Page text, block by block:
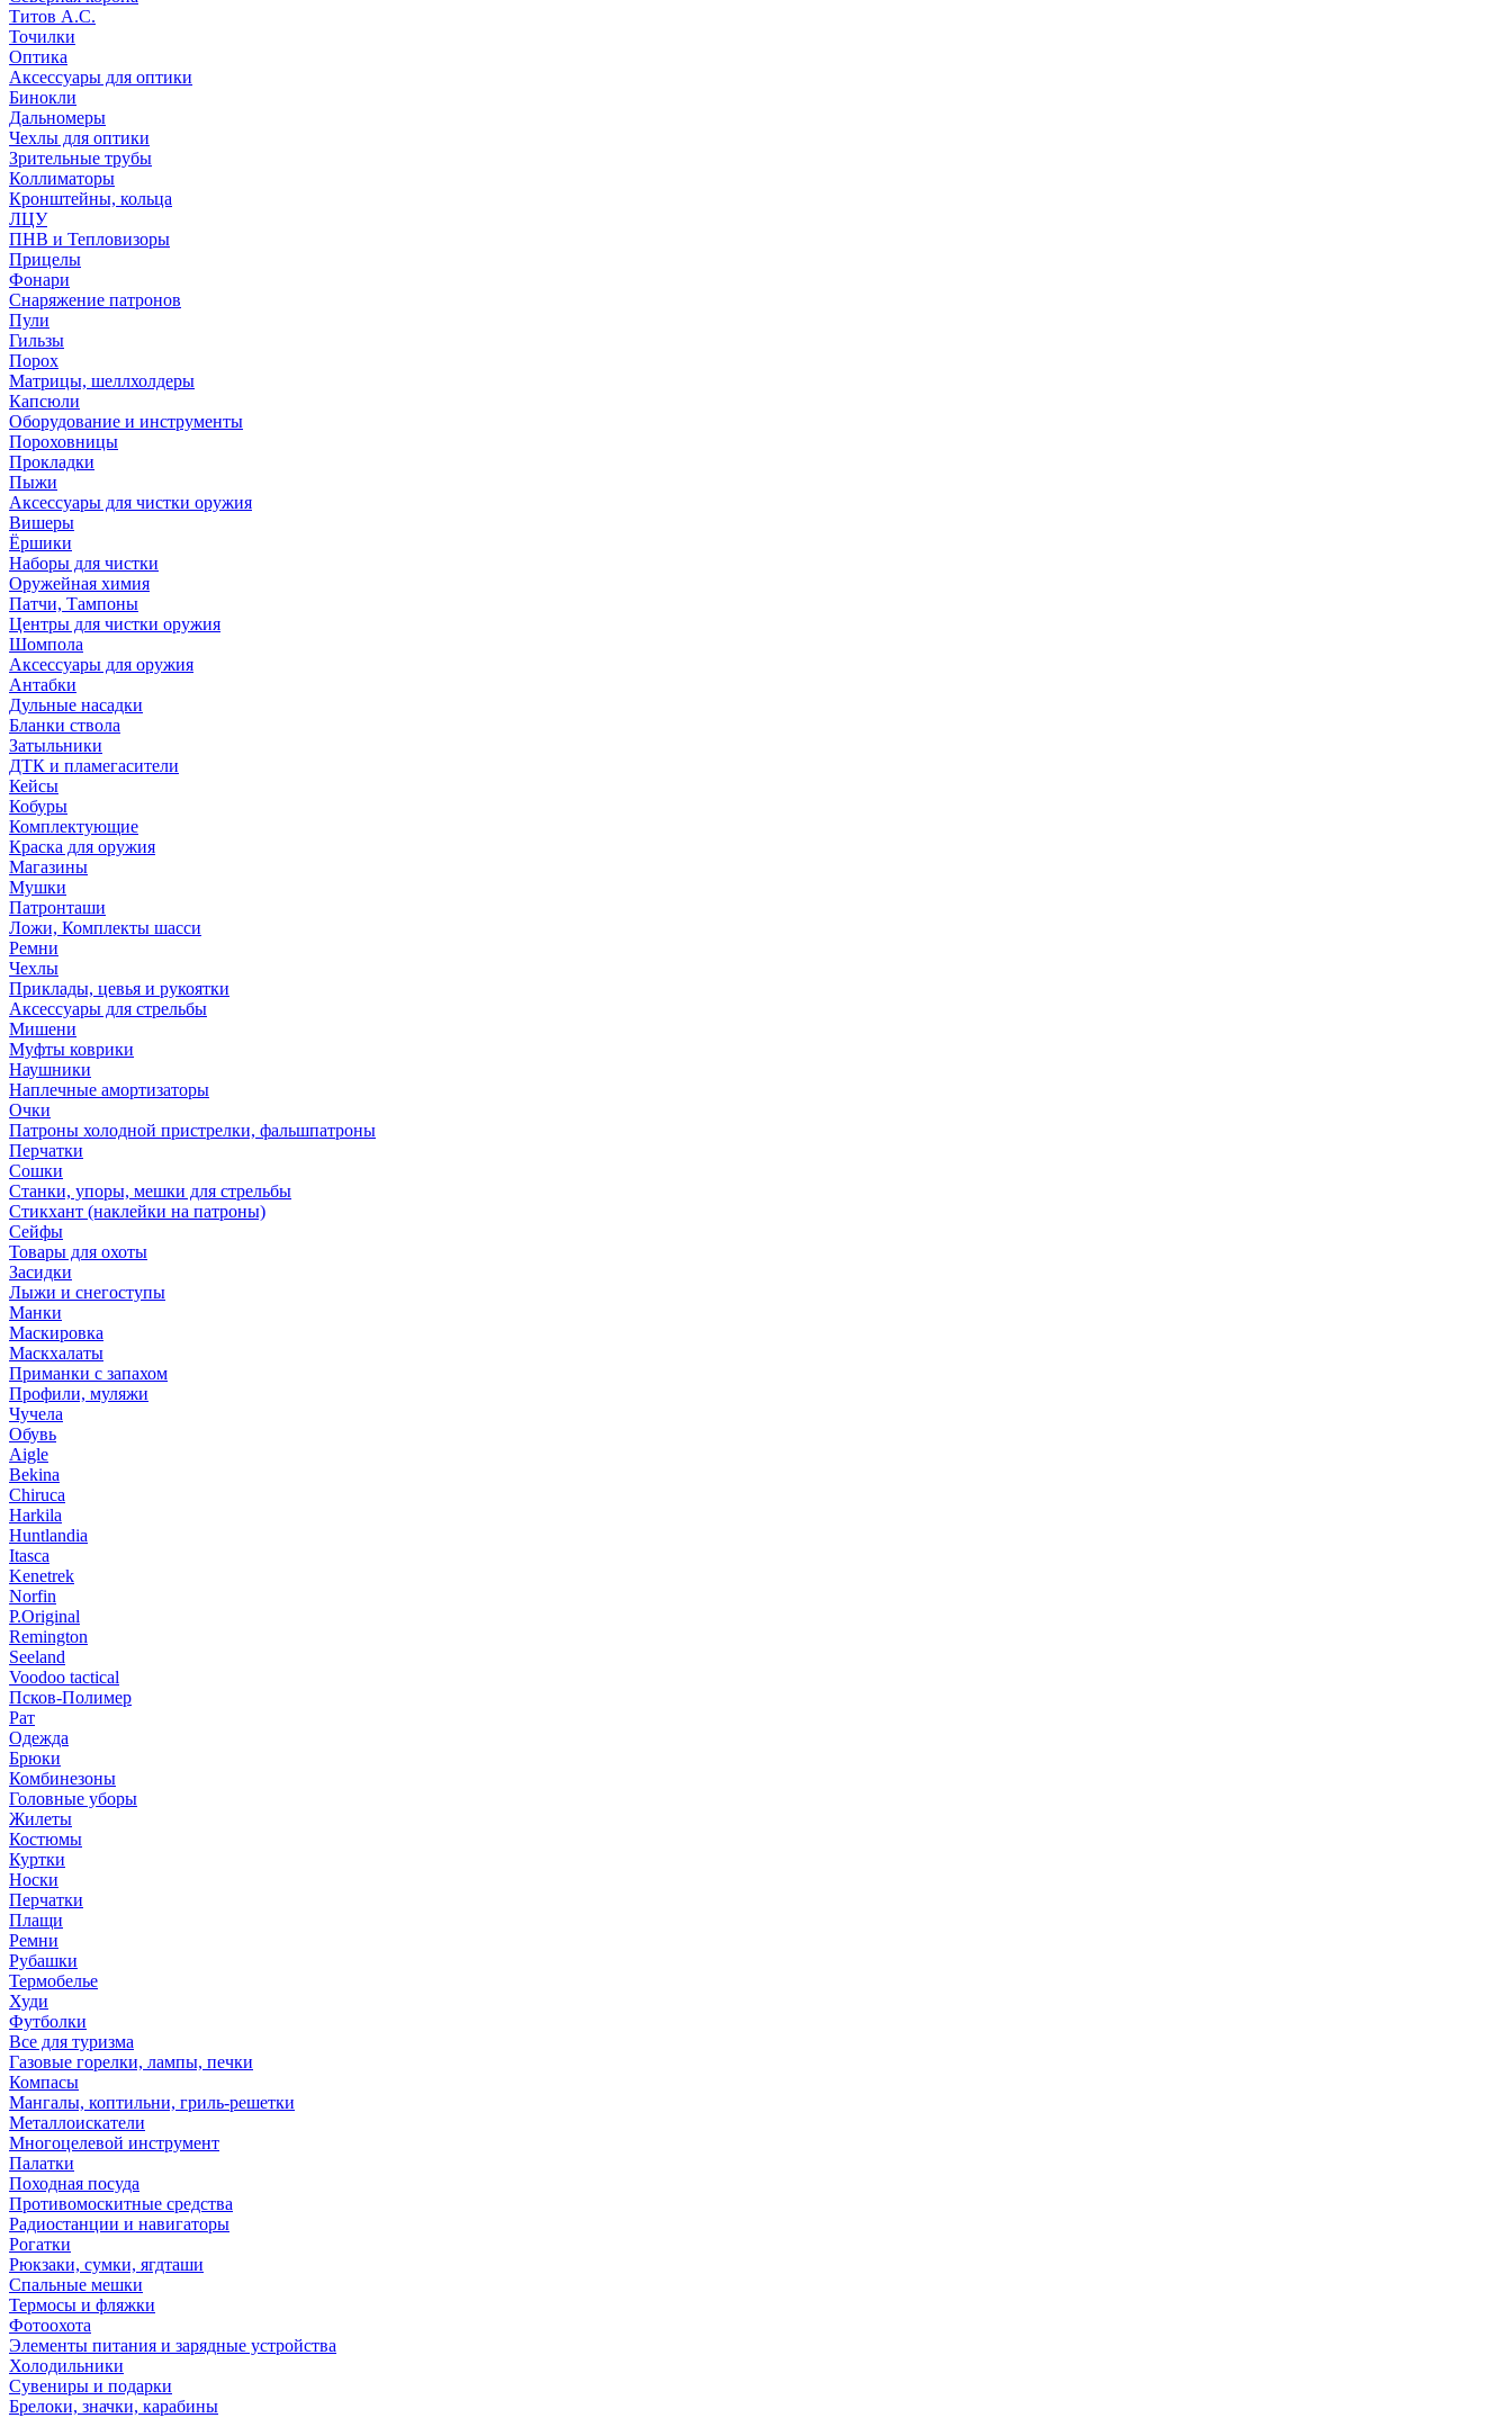
Титов А.С.
Точилки
Оптика
Аксессуары для оптики
Бинокли
Дальномеры
Чехлы для оптики
Зрительные трубы
Коллиматоры
Кронштейны, кольца
ЛЦУ
ПНВ и Тепловизоры
Прицелы
Фонари
Снаряжение патронов
Пули
Гильзы
Порох
Матрицы, шеллхолдеры
Капсюли
Оборудование и инструменты
Пороховницы
Прокладки
Пыжи
Аксессуары для чистки оружия
Вишеры
Ёршики
Наборы для чистки
Оружейная химия
Патчи, Тампоны
Центры для чистки оружия
Шомпола
Аксессуары для оружия
Антабки
Дульные насадки
Бланки ствола
Затыльники
ДТК и пламегасители
Кейсы
Кобуры
Комплектующие
Краска для оружия
Магазины
Мушки
Патронташи
Ложи, Комплекты шасси
Ремни
Чехлы
Приклады, цевья и рукоятки
Аксессуары для стрельбы
Мишени
Муфты коврики
Наушники
Наплечные амортизаторы
Очки
Патроны холодной пристрелки, фальшпатроны
Перчатки
Сошки
Станки, упоры, мешки для стрельбы
Стикхант (наклейки на патроны)
Сейфы
Товары для охоты
Засидки
Лыжи и снегоступы
Манки
Маскировка
Маскхалаты
Приманки с запахом
Профили, муляжи
Чучела
Обувь
Aigle
Bekina
Chiruсa
Harkila
Huntlandia
Itasca
Kenetrek
Norfin
P.Original
Remington
Seeland
Voodoo tactical
Псков-Полимер
Рат
Одежда
Брюки
Комбинезоны
Головные уборы
Жилеты
Костюмы
Куртки
Носки
Перчатки
Плащи
Ремни
Рубашки
Термобелье
Худи
Футболки
Все для туризма
Газовые горелки, лампы, печки
Компасы
Мангалы, коптильни, гриль-решетки
Металлоискатели
Многоцелевой инструмент
Палатки
Походная посуда
Противомоскитные средства
Радиостанции и навигаторы
Рогатки
Рюкзаки, сумки, ягдташи
Спальные мешки
Термосы и фляжки
Фотоохота
Элементы питания и зарядные устройства
Холодильники
Сувениры и подарки
Брелоки, значки, карабины